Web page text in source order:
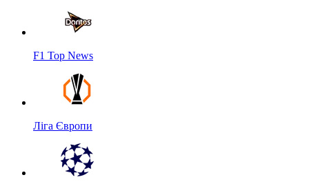
F1 Top News
Ліга Європи